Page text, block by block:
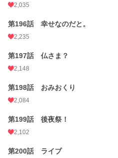
2,035
第196話 幸せなのだと。
2,235
第197話 仏さま？
2,148
第198話 おみおくり
2,084
第199話 後夜祭！
2,102
第200話 ライブ